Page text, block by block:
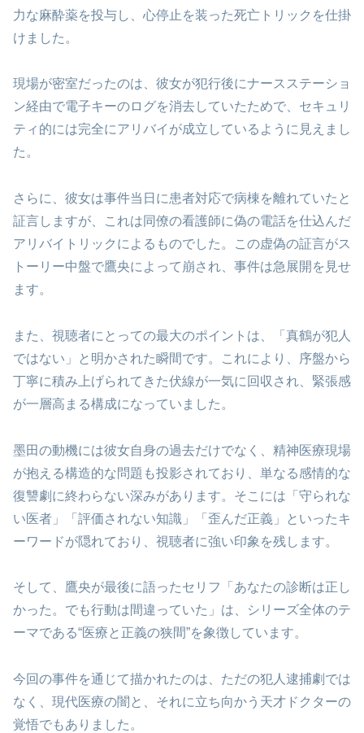
力な麻酔薬を投与し、心停止を装った死亡トリックを仕掛
けました。
現場が密室だったのは、彼女が犯行後にナースステーショ
ン経由で電子キーのログを消去していたためで、セキュリ
ティ的には完全にアリバイが成立しているように見えまし
た。
さらに、彼女は事件当日に患者対応で病棟を離れていたと
証言しますが、これは同僚の看護師に偽の電話を仕込んだ
アリバイトリックによるものでした。この虚偽の証言がス
トーリー中盤で鷹央によって崩され、事件は急展開を見せ
ます。
また、視聴者にとっての最大のポイントは、「真鶴が犯人
ではない」と明かされた瞬間です。これにより、序盤から
丁寧に積み上げられてきた伏線が一気に回収され、緊張感
が一層高まる構成になっていました。
墨田の動機には彼女自身の過去だけでなく、精神医療現場
が抱える構造的な問題も投影されており、単なる感情的な
復讐劇に終わらない深みがあります。そこには「守られな
い医者」「評価されない知識」「歪んだ正義」といったキ
ーワードが隠れており、視聴者に強い印象を残します。
そして、鷹央が最後に語ったセリフ「あなたの診断は正し
かった。でも行動は間違っていた」は、シリーズ全体のテ
ーマである“医療と正義の狭間”を象徴しています。
今回の事件を通じて描かれたのは、ただの犯人逮捕劇では
なく、現代医療の闇と、それに立ち向かう天才ドクターの
覚悟でもありました。